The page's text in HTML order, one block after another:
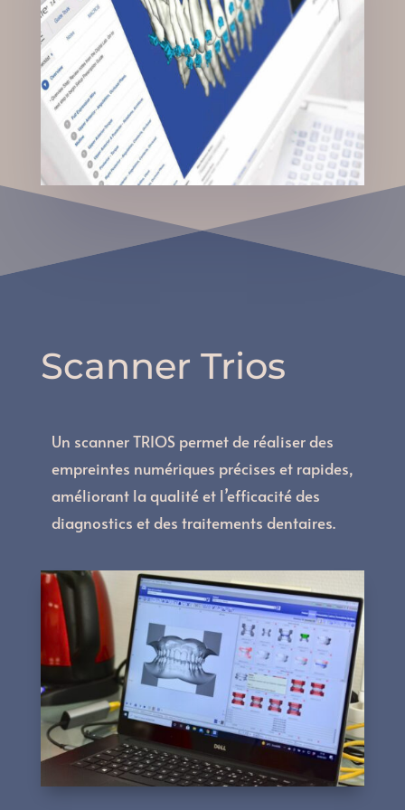
Scanner Trios
Un scanner TRIOS permet de réaliser des
empreintes numériques précises et rapides,
améliorant la qualité et l’efficacité des
diagnostics et des traitements dentaires.